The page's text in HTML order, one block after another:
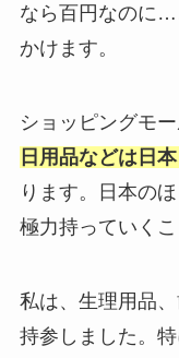
なら百円なのに
かけます。
ショッピングモ
日用品などは日
ります。日本の
極力持っていく
私は、生理用品
持参しました。